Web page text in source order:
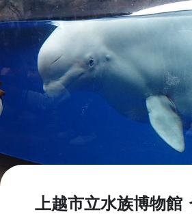
上越市立水族博物館